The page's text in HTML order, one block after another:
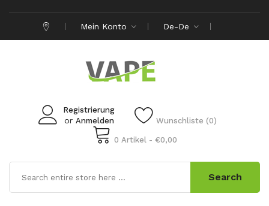
Mein Konto De-De
Registrierung
or Anmelden Wunschliste (0)
0 Artikel - €0,00
Search